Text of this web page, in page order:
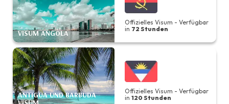
ANGOLA
Offizielles Visum - Verfügbar
in72 Stunden
UND BARBUDA
Offizielles Visum - Verfügbar
in120 Stunden